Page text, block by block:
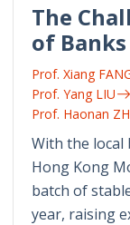
The
of
Prof. Xiang
Prof. Yang LIU
Prof. Haonan
With the local
Hong Kong
batch of
year, raising